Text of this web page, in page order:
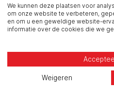
We kunnen deze plaatsen voor
om onze website te verbeteren,
en om u een geweldige website-
informatie over de cookies die we
Weigeren